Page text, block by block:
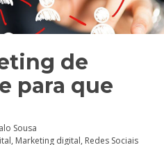
de
para que
Sousa
, Marketing digital, Redes Sociais